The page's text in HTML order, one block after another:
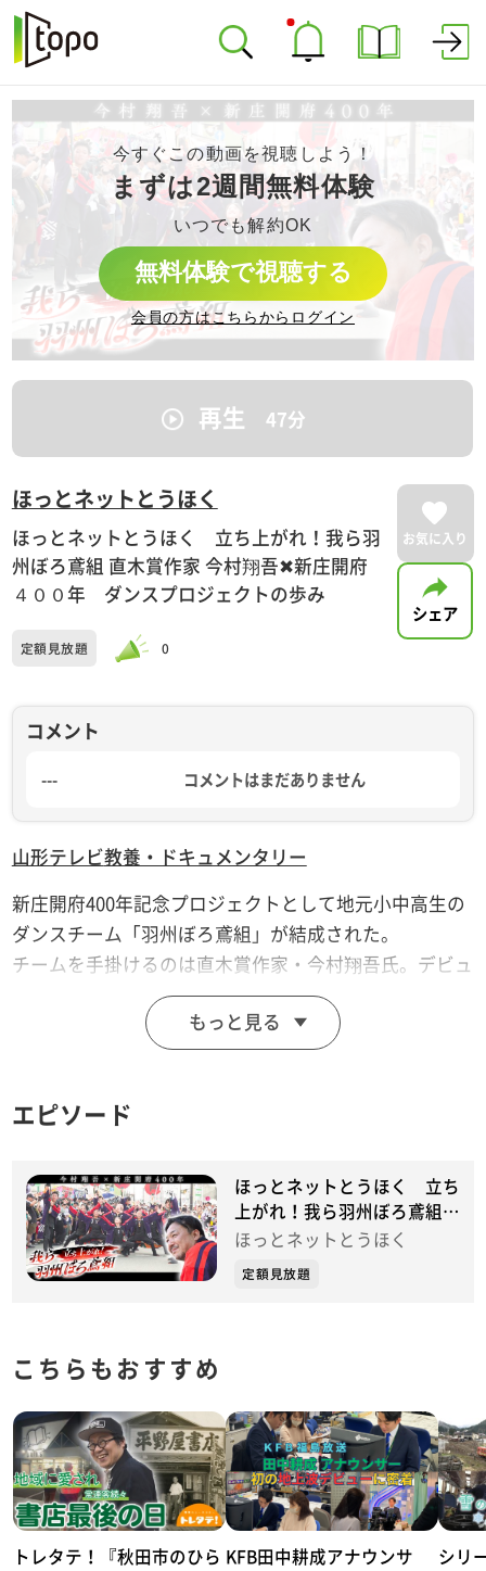
今すぐこの動画を視聴しよう！
まずは2週間無料体験
いつでも解約OK
無料体験で視聴する
会員の方はこちらからログイン
再生 47分
ほっとネットとうほく
ほっとネットとうほく 立ち上がれ！我ら羽
州ぼろ鳶組 直木賞作家 今村翔吾✖新庄開府
４００年 ダンスプロジェクトの歩み
定額見放題 0
お気に入り
シェア
コメント
--- コメントはまだありません
山形テレビ教養・ドキュメンタリー
新庄開府400年記念プロジェクトとして地元小中高生の
ダンスチーム「羽州ぼろ鳶組」が結成された。
チームを手掛けるのは直木賞作家・今村翔吾氏。デビュ
ー作「火喰鳥 羽州ぼろ鳶組」の縁で、新庄市に特別な
思いをもつ。逆境にも負けずに立ち上がってきた新庄火
消の世界観を子どもたちがダンスで表現。
れたよさこいコンテストへの挑戦を通して新庄の子ども
追った。
山形テレビ放送：2026年2月21日
#今村翔吾
【ダンスプロジェクト羽州ぼろ鳶組 公式X】
@borotobi400
【今村翔吾 公式YouTube】 @shogo_imamura
もっと見る
エピソード
ほっとネットとうほく 立ち
上がれ！我ら羽州ぼろ鳶組
直木賞作家 今村翔吾✖新庄開
ほっとネットとうほく
定額見放題
こちらもおすすめ
トレタテ！『秋田市のひら KFB田中耕成アナウンサ
シリ